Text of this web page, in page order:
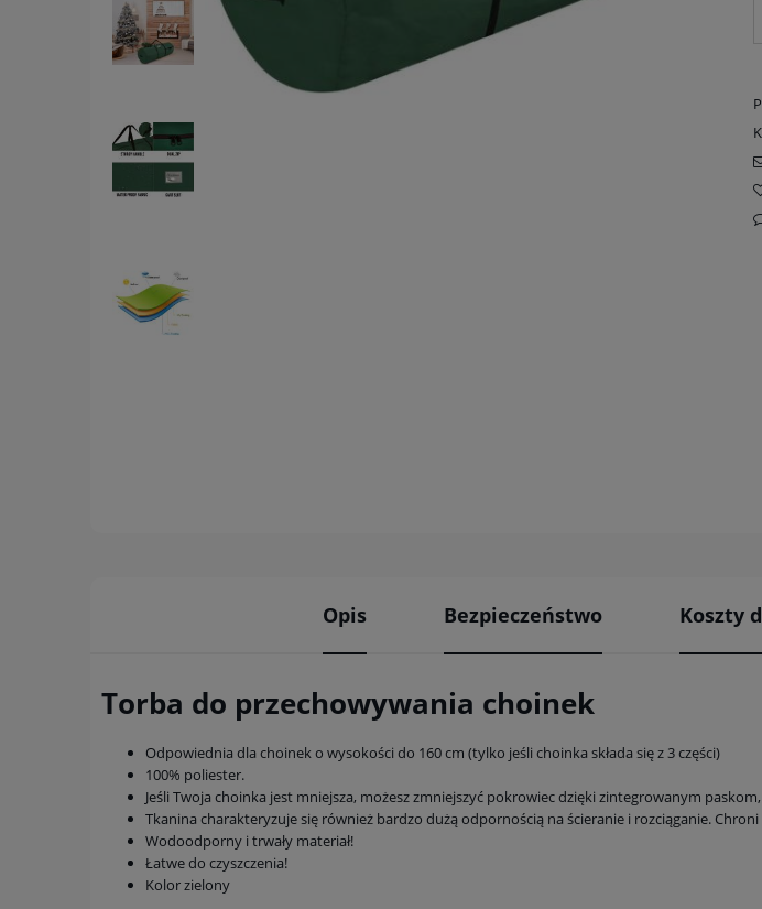
Opis Bezpieczeństwo Koszty
Torba do przechowywania choinek
Odpowiednia dla choinek o wysokości do 160 cm (tylko jeśli choinka składa się z 3 części)
100% poliester.
Jeśli Twoja choinka jest mniejsza, możesz zmniejszyć pokrowiec dzięki zintegrowanym
Tkanina charakteryzuje się również bardzo dużą odpornością na ścieranie i rozciąganie.
Wodoodporny i trwały materiał!
Łatwe do czyszczenia!
Kolor zielony